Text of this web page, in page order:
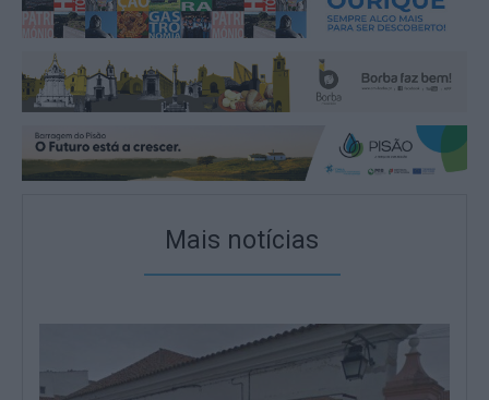
Mais notícias